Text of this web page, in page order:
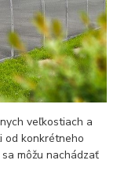
veľkostiach a
od konkrétneho
môžu nachádzať